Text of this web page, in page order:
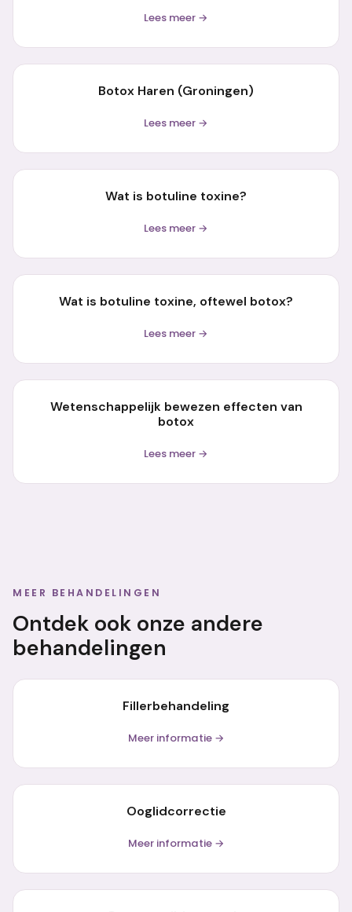
Lees meer →
Botox Haren (Groningen)
Lees meer →
Wat is botuline toxine?
Lees meer →
Wat is botuline toxine, oftewel botox?
Lees meer →
Wetenschappelijk bewezen effecten van
botox
Lees meer →
MEER BEHANDELINGEN
Ontdek ook onze andere
behandelingen
Fillerbehandeling
Meer informatie →
Ooglidcorrectie
Meer informatie →